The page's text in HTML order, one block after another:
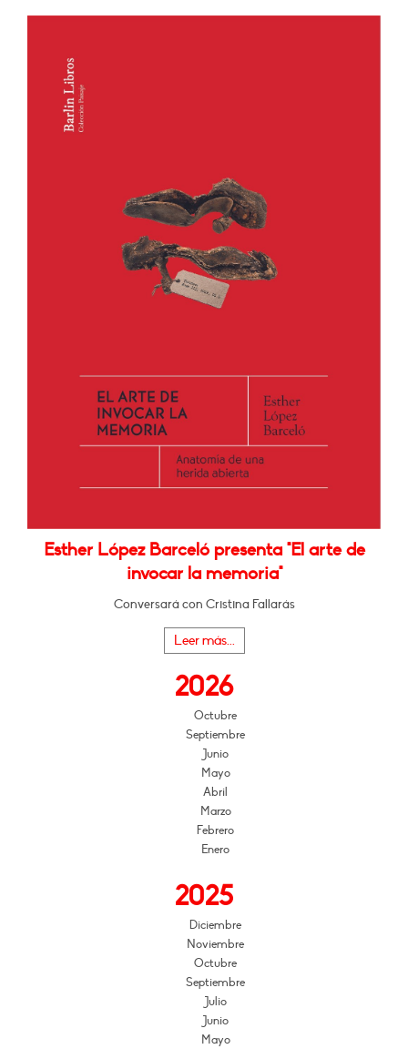
Esther López Barceló presenta "El arte de
invocar la memoria"
Conversará con Cristina Fallarás
Leer más...
2026
Octubre
Septiembre
Junio
Mayo
Abril
Marzo
Febrero
Enero
2025
Diciembre
Noviembre
Octubre
Septiembre
Julio
Junio
Mayo